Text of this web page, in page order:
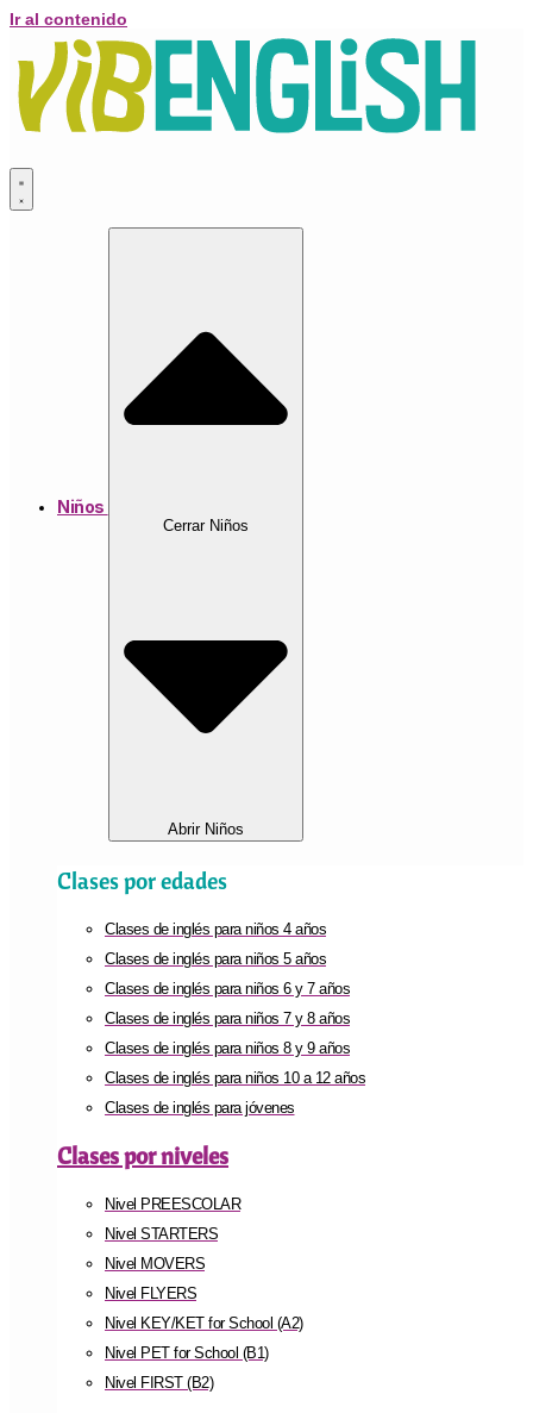
Ir al contenido
Niños
Cerrar Niños
Abrir Niños
Clases por edades
Clases de inglés para niños 4 años
Clases de inglés para niños 5 años
Clases de inglés para niños 6 y 7 años
Clases de inglés para niños 7 y 8 años
Clases de inglés para niños 8 y 9 años
Clases de inglés para niños 10 a 12 años
Clases de inglés para jóvenes
Clases por niveles
Nivel PREESCOLAR
Nivel STARTERS
Nivel MOVERS
Nivel FLYERS
Nivel KEY/KET for School (A2)
Nivel PET for School (B1)
Nivel FIRST (B2)